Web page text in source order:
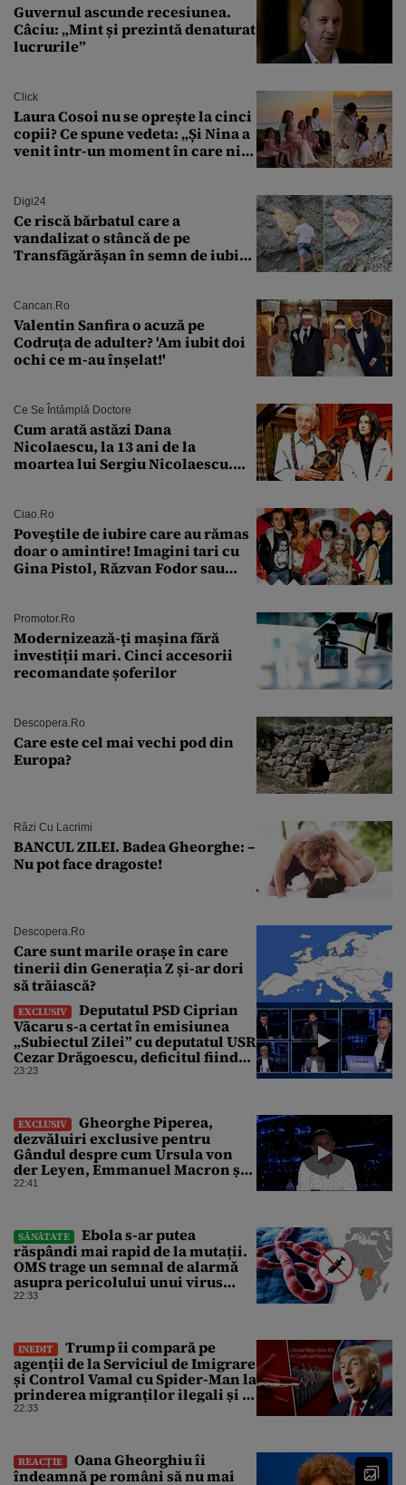
Guvernul ascunde recesiunea.
Câciu: „Mint și prezintă denaturat
lucrurile”
Click
Laura Cosoi nu se oprește la cinci
copii? Ce spune vedeta: „Și Nina a
venit într-un moment în care nici
Digi24
Ce riscă bărbatul care a
vandalizat o stâncă de pe
Transfăgărășan în semn de iubire
Cancan.ro
Valentin Sanfira o acuză pe
Codruța de adulter? 'Am iubit doi
ochi ce m-au înșelat!'
Ce Se Întâmplă Doctore
Cum arată astăzi Dana
Nicolaescu, la 13 ani de la
moartea lui Sergiu Nicolaescu.
Ciao.ro
Poveştile de iubire care au rămas
doar o amintire! Imagini tari cu
Gina Pistol, Răzvan Fodor sau
Promotor.ro
Modernizează-ți mașina fără
investiții mari. Cinci accesorii
recomandate șoferilor
Descopera.ro
Care este cel mai vechi pod din
Europa?
Râzi Cu Lacrimi
BANCUL ZILEI. Badea Gheorghe: –
Nu pot face dragoste!
Descopera.ro
Care sunt marile orașe în care
tinerii din Generația Z și-ar dori
să trăiască?
EXCLUSIV
Deputatul PSD Ciprian
Văcaru s-a certat în emisiunea
„Subiectul Zilei” cu deputatul USR
Cezar Drăgoescu, deficitul fiind
motivul scandalului
23:23
EXCLUSIV
Gheorghe Piperea,
dezvăluiri exclusive pentru
Gândul despre cum Ursula von
der Leyen, Emmanuel Macron și
Zelenski plănuiesc pe Signal să îl
22:41
SĂNĂTATE
Ebola s-ar putea
răspândi mai rapid de la mutații.
OMS trage un semnal de alarmă
asupra pericolului unui virus
pentru care nu există vaccin
22:33
INEDIT
Trump îi compară pe
agenții de la Serviciul de Imigrare
și Control Vamal cu Spider-Man la
prinderea migranților ilegali și a
infractorilor
22:33
REACȚIE
Oana Gheorghiu îi
îndeamnă pe români să nu mai